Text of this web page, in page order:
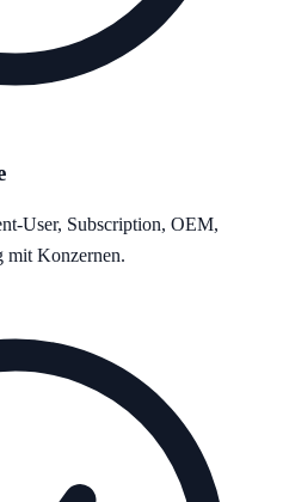
User, Subscription, OEM,
mit Konzernen.